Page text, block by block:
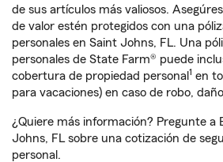
de sus artículos más valiosos.
de valor estén protegidos con una
personales en Saint Johns, FL. Una
personales de State Farm® puede
cobertura de propiedad personal 1 en
para vacaciones) en caso de robo,
¿Quiere más información? Pregunte a
Johns, FL sobre una cotización de
personal.